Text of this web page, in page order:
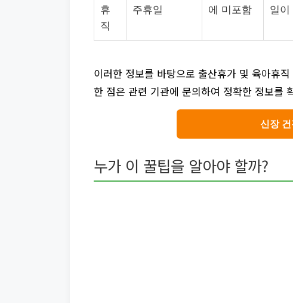
휴
직
주휴일
에 미포함
일이
이러한 정보를 바탕으로 출산휴가 및 육아휴
한 점은 관련 기관에 문의하여 정확한 정보를
신장 건
누가 이 꿀팁을 알아야 할까?